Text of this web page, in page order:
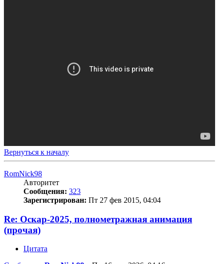
Вернуться к началу
RomNick98
Авторитет
Сообщения: 323
Зарегистрирован: Пт 27 фев 2015, 04:04
Re: Оскар-2025, полнометражная анимация
(прочая)
Цитата